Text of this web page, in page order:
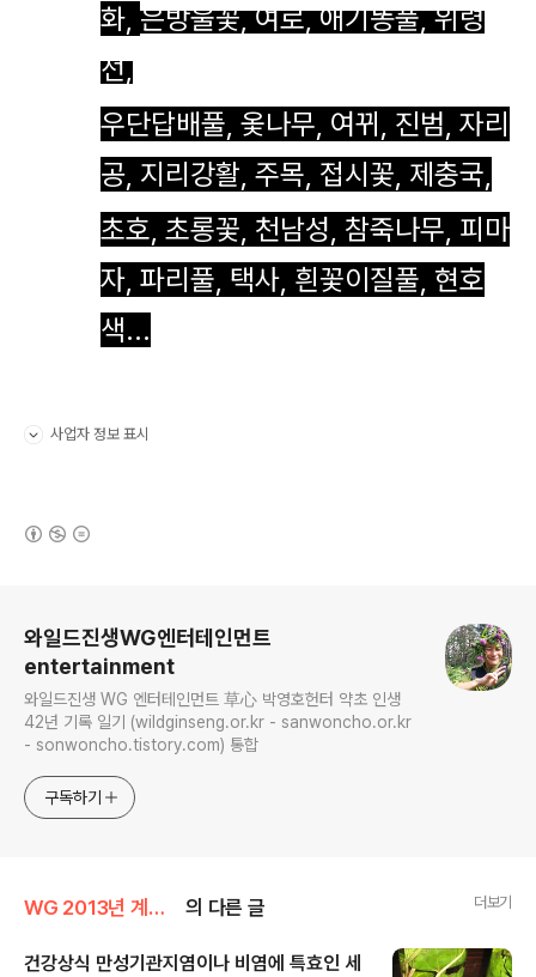
화, 은방울꽃, 여로, 애기똥풀, 위령
선,
우단답배풀, 옻나무, 여뀌, 진범, 자리
공, 지리강활, 주목, 접시꽃, 제충국,
초호, 초롱꽃, 천남성, 참죽나무, 피마
자, 파리풀, 택사, 흰꽃이질풀, 현호
색...
사업자 정보 표시
와일드진생WG엔터테인먼트
entertainment
와일드진생 WG 엔터테인먼트 草心 박영호헌터 약초 인생
42년 기록 일기 (wildginseng.or.kr - sanwoncho.or.kr
- sonwoncho.tistory.com) 통합
구독하기
WG 2013년 계사년 기록 의 다른 글 더보기
건강상식 만성기관지염이나 비염에 특효인 세